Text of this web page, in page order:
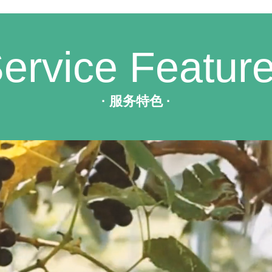
· 服务特色 ·